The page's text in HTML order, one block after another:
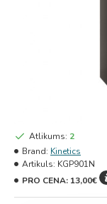
Atlikums: 2
Brand: Kinetics
Artikuls: KGP901N
PRO CENA: 13,00€